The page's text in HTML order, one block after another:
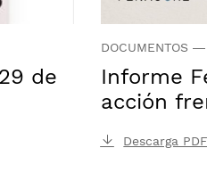
de
DOCUMENTOS—
Informe
acción
Descarga